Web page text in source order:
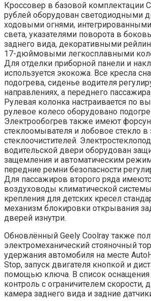
Кроссовер в базовой комплектации
рублей оборудован светодиодными
ходовыми огнями,
света, указателями поворота в
заднего вида, декоративными
17-дюймовыми легкосплавными
Для отделки приборной панели и
используется экокожа. Все кресла
подогрева, сиденье водителя
направлениях, а переднего
Рулевая колонка настраивается по
рулевое колесо оборудовано
Электрообогрев также имеют
стеклоомывателя и лобовое стекло в
стеклоочистителей.
водительской двери оборудован
защемления и автоматическим
передние ремни безопасности
Для пассажиров второго ряда
воздуховоды климатической
крепления для детских кресел
механизм блокировки открывания
дверей изнутри.
Обновлённый Geely Coolray также
электромеханический стояночный
удержания автомобиля на месте
Stop, запуск двигателя кнопкой и
помощью ключа. В список
контроль с ограничителем скорости,
камера заднего вида и задние